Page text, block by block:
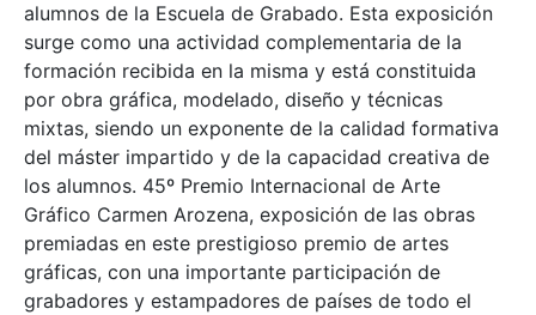
alumnos de la Escuela de Grabado. Esta exposición
surge como una actividad complementaria de la
formación recibida en la misma y está constituida
por obra gráfica, modelado, diseño y técnicas
mixtas, siendo un exponente de la calidad formativa
del máster impartido y de la capacidad creativa de
los alumnos. 45º Premio Internacional de Arte
Gráfico Carmen Arozena, exposición de las obras
premiadas en este prestigioso premio de artes
gráficas, con una importante participación de
grabadores y estampadores de países de todo el